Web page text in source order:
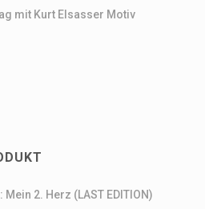
mit Kurt Elsasser Motiv
Mein 2. Herz (LAST EDITION)